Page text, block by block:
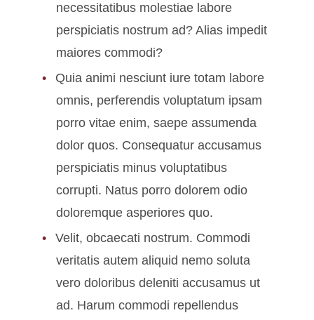
necessitatibus molestiae labore
perspiciatis nostrum ad? Alias impedit
maiores commodi?
Quia animi nesciunt iure totam labore
omnis, perferendis voluptatum ipsam
porro vitae enim, saepe assumenda
dolor quos. Consequatur accusamus
perspiciatis minus voluptatibus
corrupti. Natus porro dolorem odio
doloremque asperiores quo.
Velit, obcaecati nostrum. Commodi
veritatis autem aliquid nemo soluta
vero doloribus deleniti accusamus ut
ad. Harum commodi repellendus